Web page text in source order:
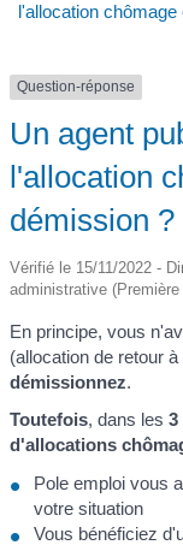
l'allocation
Question-réponse
Un agent
l'allocation
démission ?
Vérifié le 15/11/2022 -
administrative
En principe, vous
(allocation de retour
démissionnez.
Toutefois, dans les3
d'allocations
Pole emploi vous
votre situation
Vous bénéficiez